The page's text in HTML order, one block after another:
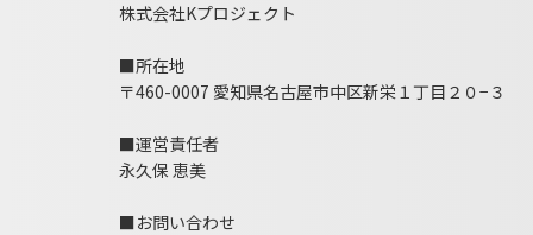
株式会社Kプロジェクト
■所在地
〒460-0007 愛知県名古屋市中区新栄１丁目２０−３
■運営責任者
永久保 恵美
■お問い合わせ